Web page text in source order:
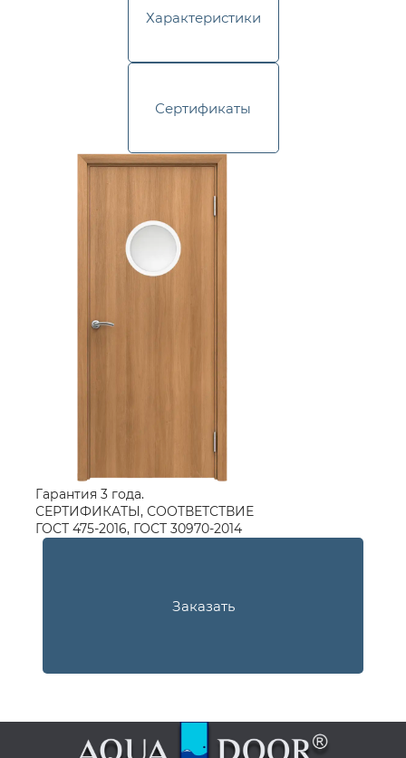
Характеристики
Сертификаты
Гарантия 3 года.
СЕРТИФИКАТЫ, СООТВЕТСТВИЕ
ГОСТ 475-2016, ГОСТ 30970-2014
Заказать